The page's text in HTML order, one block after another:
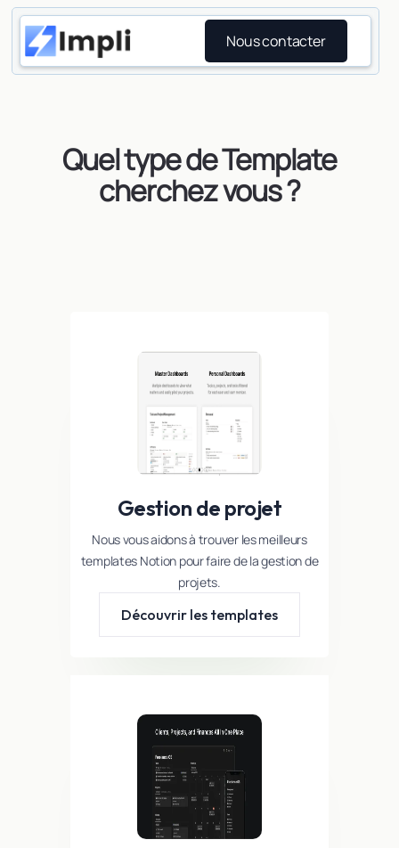
Nous contacter
Quel type de Template
cherchez vous ?
Gestion de projet
Nous vous aidons à trouver les meilleurs
templates Notion pour faire de la gestion de
projets.
Découvrir les templates